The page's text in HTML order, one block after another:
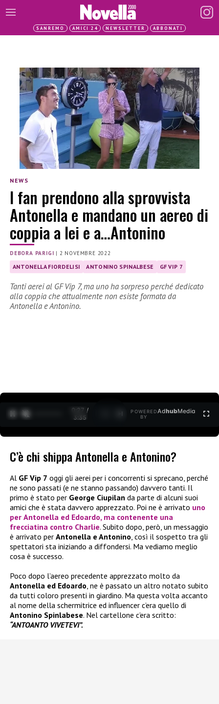
SANREMO AMICI 24 NEWSLETTER ABBONATI
NEWS
I fan prendono alla sprovvista
Antonella e mandano un aereo di
coppia a lei e a…Antonino
DEBORA PARIGI | 2 NOVEMBRE 2022
ANTONELLA FIORDELISI ANTONINO SPINALBESE GF VIP 7
Tanti aerei al GF Vip 7, ma uno ha sorpreso perché dedicato
alla coppia che attualmente non esiste formata da
Antonella e Antonino.
0:28 /
3:35
POWERED
BY
AdhubMedia
C’è chi shippa Antonella e Antonino?
Al GF Vip 7 oggi gli aerei per i concorrenti si sprecano, perché
ne sono passati (e ne stanno passando) davvero tanti. Il
primo è stato per George Ciupilan da parte di alcuni suoi
amici che è stata davvero apprezzato. Poi ne è arrivato uno
per Antonella ed Edoardo, ma contenente una
frecciatina contro Charlie. Subito dopo, però, un messaggio
è arrivato per Antonella e Antonino, così il sospetto tra gli
spettatori sta iniziando a diffondersi. Ma vediamo meglio
cosa è successo.
Poco dopo l’aereo precedente apprezzato molto da
Antonella ed Edoardo, ne è passato un altro notato subito
da tutti coloro presenti in giardino. Ma questa volta accanto
al nome della schermitrice ed influencer c’era quello di
Antonino Spinlabese. Nel cartellone c’era scritto:
“ANTOANTO VIVETEVI”.